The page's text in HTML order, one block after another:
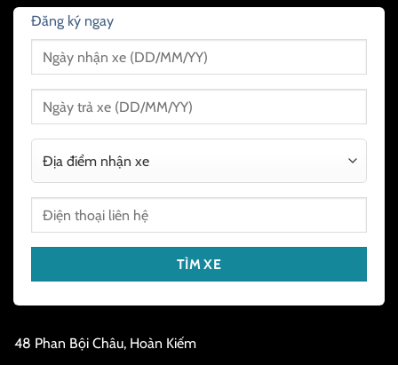
Đăng ký ngay
48 Phan Bội Châu, Hoàn Kiếm